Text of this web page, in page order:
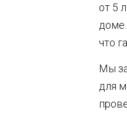
от 5
что
Мы
для